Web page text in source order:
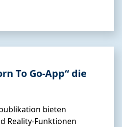
To Go-App“ die
bieten
Reality-Funktionen